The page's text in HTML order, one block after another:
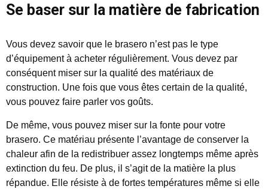
Se baser sur la matière de fabrication
Vous devez savoir que le brasero n’est pas le type
d’équipement à acheter régulièrement. Vous devez par
conséquent miser sur la qualité des matériaux de
construction. Une fois que vous êtes certain de la qualité,
vous pouvez faire parler vos goûts.
De même, vous pouvez miser sur la fonte pour votre
brasero. Ce matériau présente l’avantage de conserver la
chaleur afin de la redistribuer assez longtemps même après
extinction du feu. De plus, il s’agit de la matière la plus
répandue. Elle résiste à de fortes températures même si elle